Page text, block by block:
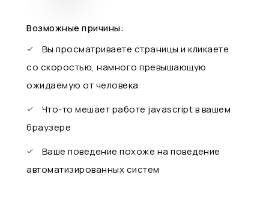
Возможные причины:
Вы просматриваете страницы и кликаете
со скоростью, намного превышающую
ожидаемую от человека
Что-то мешает работе javascript в вашем
браузере
Ваше поведение похоже на поведение
автоматизированных систем